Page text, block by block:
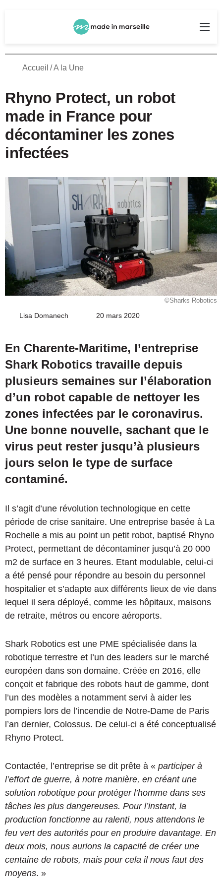
Accueil /A la Une
Rhyno Protect, un robot
made in France pour
décontaminer les zones
infectées
©Sharks Robotics
Lisa Domanech
Envoyer20 mars 2020
En Charente-Maritime, l’entreprise
Shark Robotics travaille depuis
plusieurs semaines sur l’élaboration
d’un robot capable de nettoyer les
zones infectées par le coronavirus.
Une bonne nouvelle, sachant que le
virus peut rester jusqu’à plusieurs
jours selon le type de surface
contaminé.
Il s’agit d’une révolution technologique en cette
période de crise sanitaire. Une entreprise basée à La
Rochelle a mis au point un petit robot, baptisé Rhyno
Protect, permettant de décontaminer jusqu’à 20 000
m2 de surface en 3 heures. Etant modulable, celui-ci
a été pensé pour répondre au besoin du personnel
hospitalier et s’adapte aux différents lieux de vie dans
lequel il sera déployé, comme les hôpitaux, maisons
de retraite, métros ou encore aéroports.
Shark Robotics est une PME spécialisée dans la
robotique terrestre et l’un des leaders sur le marché
européen dans son domaine. Créée en 2016, elle
conçoit et fabrique des robots haut de gamme, dont
l’un des modèles a notamment servi à aider les
pompiers lors de l’incendie de Notre-Dame de Paris
l’an dernier, Colossus. De celui-ci a été conceptualisé
Rhyno Protect.
Contactée, l’entreprise se dit prête à « participer à
l’effort de guerre, à notre manière, en créant une
solution robotique pour protéger l’homme dans ses
tâches les plus dangereuses. Pour l’instant, la
production fonctionne au ralenti, nous attendons le
feu vert des autorités pour en produire davantage. En
deux mois, nous aurions la capacité de créer une
centaine de robots, mais pour cela il nous faut des
moyens. »